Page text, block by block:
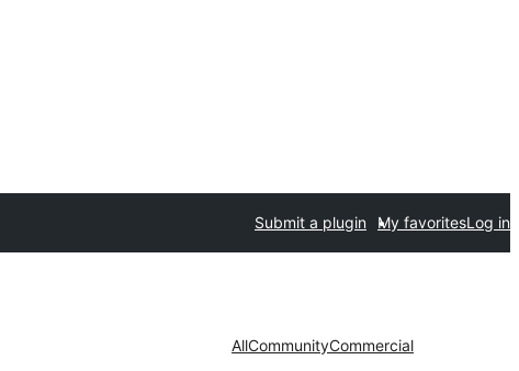
Submit a plugin My favoritesLog in
AllCommunityCommercial